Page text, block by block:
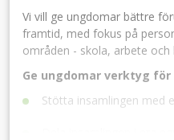
Vi vill ge ungdomar bättre
framtid, med fokus på
områden - skola, arbete och
Ge ungdomar verktyg
Stötta insamlingen med